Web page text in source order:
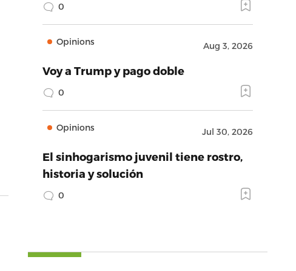
0
Opinions Aug 3, 2026
Voy a Trump y pago doble
0
Opinions Jul 30, 2026
El sinhogarismo juvenil tiene rostro,
historia y solución
0